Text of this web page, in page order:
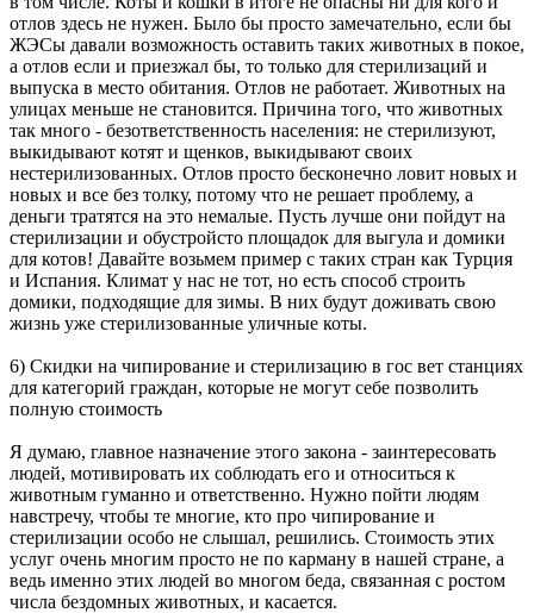
отлов здесь не нужен. Было бы просто замечательно, если бы
ЖЭСы давали возможность оставить таких животных в покое,
а отлов если и приезжал бы, то только для стерилизаций и
выпуска в место обитания. Отлов не работает. Животных на
улицах меньше не становится. Причина того, что животных
так много - безответственность населения: не стерилизуют,
выкидывают котят и щенков, выкидывают своих
нестерилизованных. Отлов просто бесконечно ловит новых и
новых и все без толку, потому что не решает проблему, а
деньги тратятся на это немалые. Пусть лучше они пойдут на
стерилизации и обустройсто площадок для выгула и домики
для котов! Давайте возьмем пример с таких стран как Турция
и Испания. Климат у нас не тот, но есть способ строить
домики, подходящие для зимы. В них будут доживать свою
жизнь уже стерилизованные уличные коты.
6) Скидки на чипирование и стерилизацию в гос вет станциях
для категорий граждан, которые не могут себе позволить
полную стоимость
Я думаю, главное назначение этого закона - заинтересовать
людей, мотивировать их соблюдать его и относиться к
животным гуманно и ответственно. Нужно пойти людям
навстречу, чтобы те многие, кто про чипирование и
стерилизации особо не слышал, решились. Стоимость этих
услуг очень многим просто не по карману в нашей стране, а
ведь именно этих людей во многом беда, связанная с ростом
числа бездомных животных, и касается.